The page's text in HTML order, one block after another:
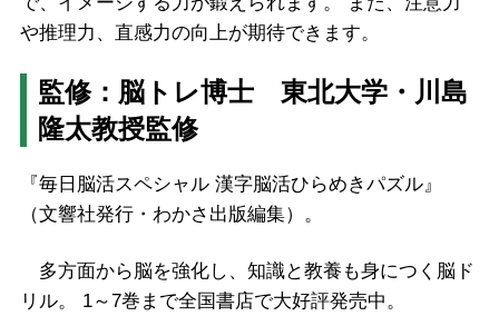
や推理力、直感力の向上が期待できます。
監修： 脳トレ博士 東北大学・川島
隆太教授監修
『毎日脳活スペシャル 漢字脳活ひらめきパズル』
（文響社発行・わかさ出版編集）。
多方面から脳を強化し、知識と教養も身につく脳ド
リル。 1～7巻まで全国書店で大好評発売中。